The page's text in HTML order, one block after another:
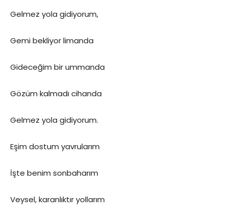
Gelmez yola gidiyorum,
Gemi bekliyor limanda
Gideceğim bir ummanda
Gözüm kalmadı cihanda
Gelmez yola gidiyorum.
Eşim dostum yavrularım
İşte benim sonbaharım
Veysel, karanlıktır yollarım